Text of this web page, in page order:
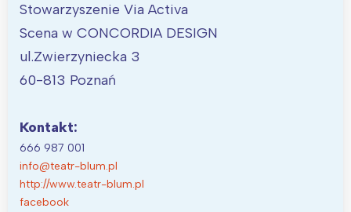
Stowarzyszenie Via Activa
Scena w CONCORDIA DESIGN
ul.Zwierzyniecka 3
60-813 Poznań
Kontakt:
666 987 001
info@teatr-blum.pl
http://www.teatr-blum.pl
facebook